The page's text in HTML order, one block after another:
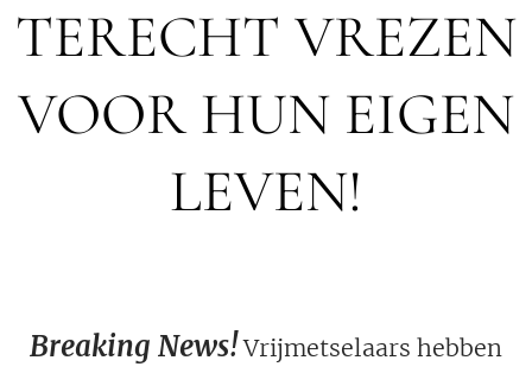
TERECHT VREZEN
VOOR HUN EIGEN
LEVEN!
Breaking News! Vrijmetselaars hebben